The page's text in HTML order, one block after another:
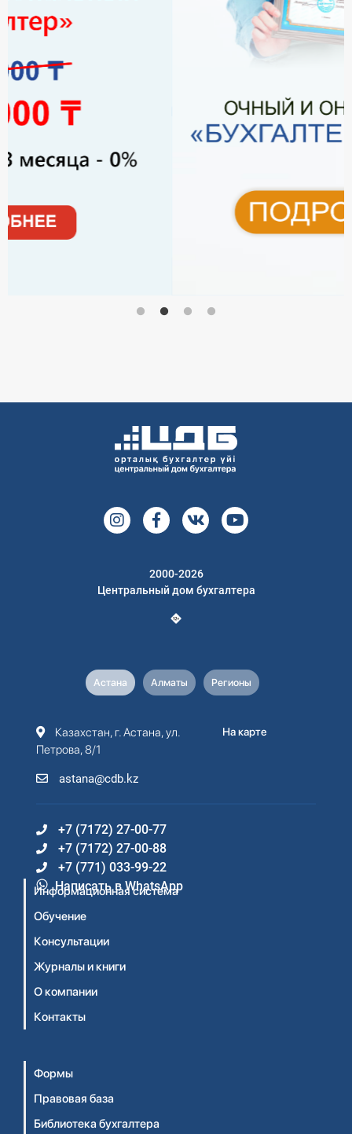
2000-2026
Центральный дом бухгалтера
Астана Алматы Регионы
Казахстан, г. Астана, ул.
Петрова, 8/1
astana@cdb.kz
На карте
+7 (7172) 27-00-77
+7 (7172) 27-00-88
+7 (771) 033-99-22
Написать в WhatsApp
Информационная система
Обучение
Консультации
Журналы и книги
О компании
Контакты
Формы
Правовая база
Библиотека бухгалтера